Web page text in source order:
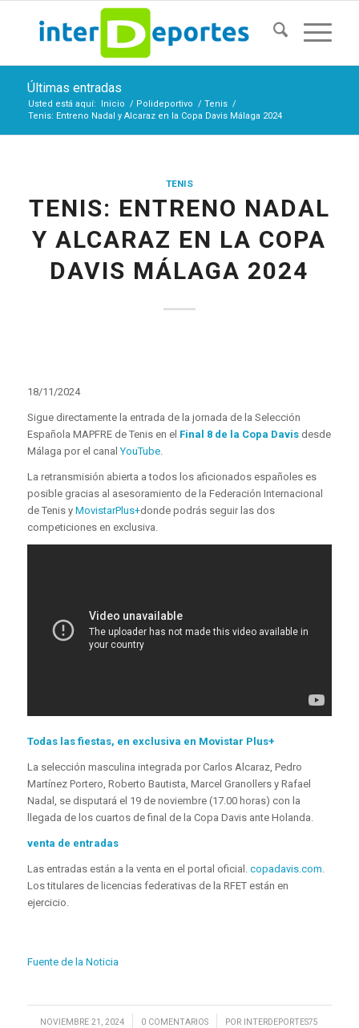
Últimas entradas
Usted está aquí: Inicio / Polideportivo / Tenis /
Tenis: Entreno Nadal y Alcaraz en la Copa Davis Málaga 2024
TENIS
TENIS: ENTRENO NADAL
Y ALCARAZ EN LA COPA
DAVIS MÁLAGA 2024
18/11/2024
Sigue directamente la entrada de la jornada de la Selección
Española MAPFRE de Tenis en el Final 8 de la Copa Davisdesde
Málaga por el canalYouTube.
La retransmisión abierta a todos los aficionados españoles es
posible gracias al asesoramiento de la Federación Internacional
de Tenis y MovistarPlus+donde podrás seguir las dos
competiciones en exclusiva.
Todas las fiestas, en exclusiva en Movistar Plus+
La selección masculina integrada por Carlos Alcaraz, Pedro
Martínez Portero, Roberto Bautista, Marcel Granollers y Rafael
Nadal, se disputará el 19 de noviembre (17.00 horas) con la
llegada de los cuartos de final de la Copa Davis ante Holanda.
venta de entradas
Las entradas están a la venta en el portal oficial. copadavis.com
Los titulares de licencias federativas de la RFET están en
ejercicio.
Fuente de la Noticia
NOVIEMBRE 21, 2024
/ 0 COMENTARIOS
/ POR INTERDEPORTES75